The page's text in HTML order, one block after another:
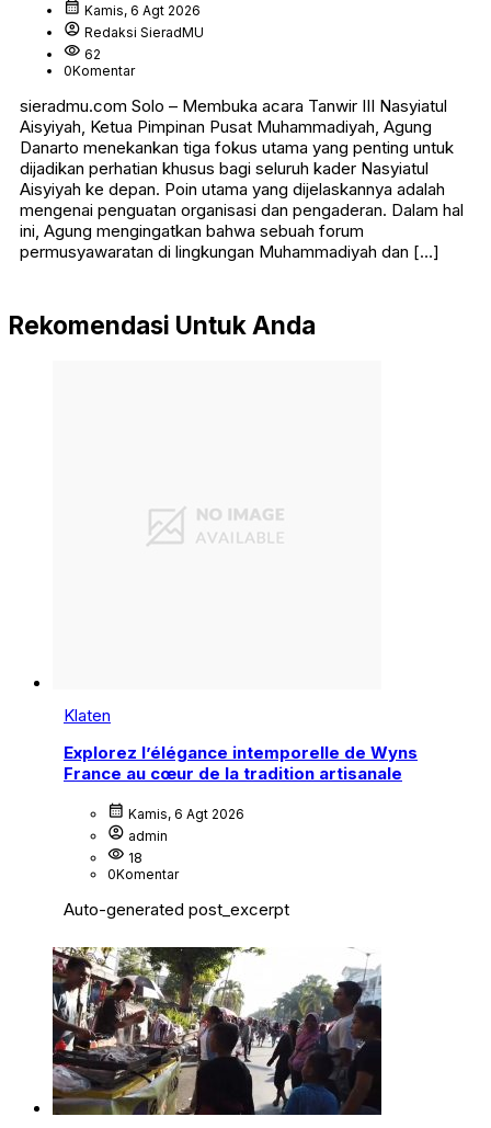
calendar_month Kamis, 6 Agt 2026
account_circle Redaksi SieradMU
visibility 62
0Komentar
sieradmu.com Solo – Membuka acara Tanwir III Nasyiatul
Aisyiyah, Ketua Pimpinan Pusat Muhammadiyah, Agung
Danarto menekankan tiga fokus utama yang penting untuk
dijadikan perhatian khusus bagi seluruh kader Nasyiatul
Aisyiyah ke depan. Poin utama yang dijelaskannya adalah
mengenai penguatan organisasi dan pengaderan. Dalam hal
ini, Agung mengingatkan bahwa sebuah forum
permusyawaratan di lingkungan Muhammadiyah dan […]
Rekomendasi Untuk Anda
Klaten
Explorez l’élégance intemporelle de Wyns
France au cœur de la tradition artisanale
calendar_month Kamis, 6 Agt 2026
account_circle admin
visibility 18
0Komentar
Auto-generated post_excerpt